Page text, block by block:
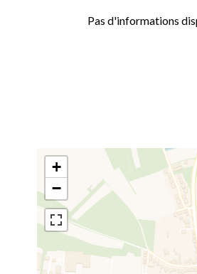
Pas d'informations
+
−